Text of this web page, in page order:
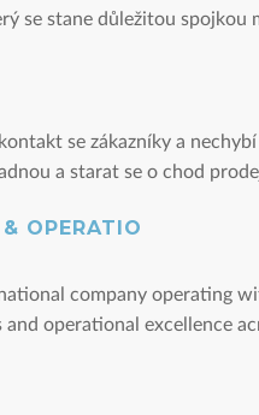
se stane důležitou spojkou
se zákazníky a
a starat se o chod
OPERATIO
company operating
operational excellence